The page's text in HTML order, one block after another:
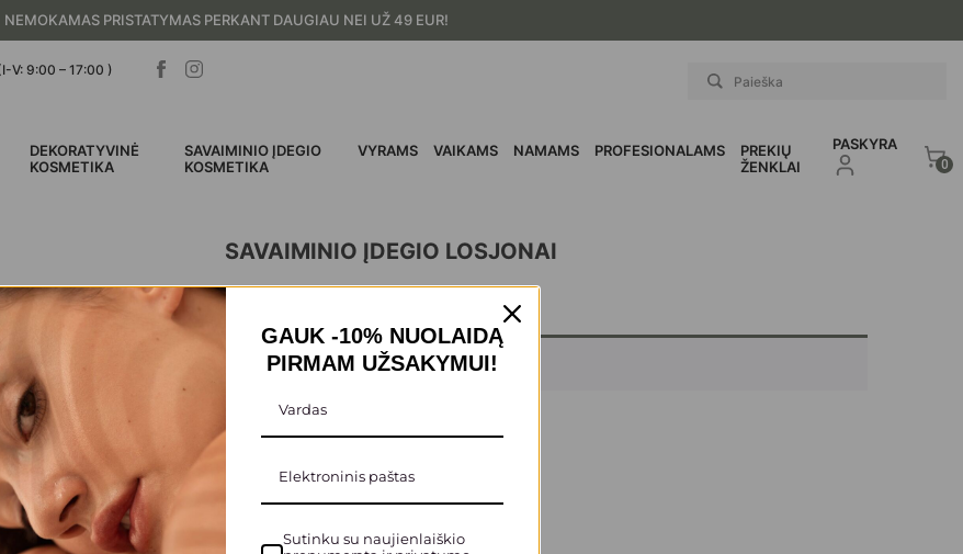
NEMOKAMAS PRISTATYMAS PERKANT DAUGIAU NEI UŽ 49 EUR!
V: 9:00 – 17:00 )
DEKORATYVINĖ
KOSMETIKA
SAVAIMINIO ĮDEGIO
KOSMETIKA
VYRAMS VAIKAMS NAMAMS PROFESIONALAMS
PREKIŲ
ŽENKLAI
PASKYRA
0
SAVAIMINIO ĮDEGIO LOSJONAI
nerasta.
GAUK -10% NUOLAIDĄ
PIRMAM UŽSAKYMUI!
Sutinku su naujienlaiškio